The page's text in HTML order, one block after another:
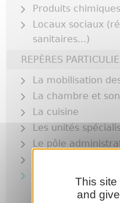
Produits
Locaux sociaux
sanitaires...)
REPÈRES
La mobilisation
La chambre et
La cuisine
Les unités
Le pôle
Les locaux
ménage...)
This
and